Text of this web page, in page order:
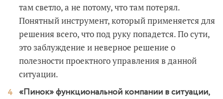
там светло, а не потому, что там потерял.
Понятный инструмент, который применяется для
решения всего, что под руку попадется. По сути,
это заблуждение и неверное решение о
полезности проектного управления в данной
ситуации.
«Пинок» функциональной компании в ситуации,